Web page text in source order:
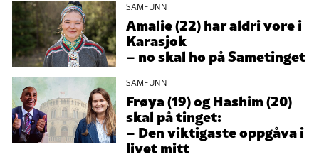
SAMFUNN
Amalie (22) har aldri vore i
Karasjok
– no skal ho på Sametinget
SAMFUNN
Frøya (19) og Hashim (20)
skal på tinget:
– Den viktigaste oppgåva i
livet mitt